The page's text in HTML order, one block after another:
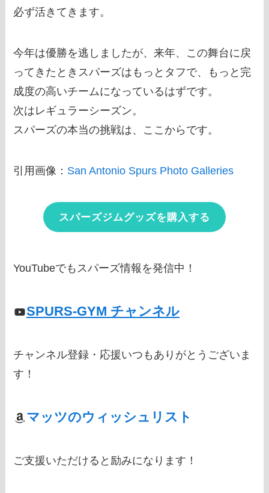
必ず活きてきます。
今年は優勝を逃しましたが、来年、この舞台に戻
ってきたときスパーズはもっとタフで、もっと完
成度の高いチームになっているはずです。
次はレギュラーシーズン。
スパーズの本当の挑戦は、ここからです。
引用画像： San Antonio Spurs Photo Galleries
スパーズジムグッズを購入する
YouTubeでもスパーズ情報を発信中！
SPURS-GYM チャンネル
チャンネル登録・応援いつもありがとうございま
す！
マッツのウィッシュリスト
ご支援いただけると励みになります！